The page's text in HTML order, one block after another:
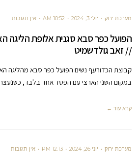
מערכת ירוק יולי 3, 2024 10:52 AM אין תגובות
הפועל כפר סבא סגנית אלופת הליגה
// זאב גולדשמיט
קבוצת הכדורעף נשים הפועל כפר סבא מהליגה
במקום השני הארצי עם הפסד אחד בלבד,
קרא עוד ←
מערכת ירוק יוני 26, 2024 12:13 PM אין תגובות